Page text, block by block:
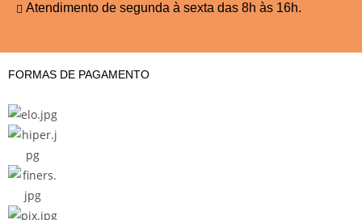
Atendimento de segunda à sexta das 8h às 16h.
FORMAS DE PAGAMENTO